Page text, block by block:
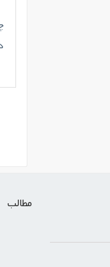
در
مطالب